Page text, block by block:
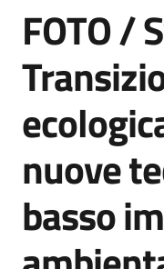
Risorse
Agenzia
di
informazione
e
comunicazione
Salta al contenuto
FOTO /
nuove
basso